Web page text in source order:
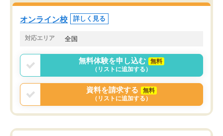
オンラインツールを使用した単語帳の
共有があり宿題もそちらで出される形
でした。
言う事で講師変更の申し出があり、あ
まりに短期での変更だった為、塾に通
う事にして退会しました。遅れも取り
戻せ、授業内容や講師の方は良かった
と思います。
くなってきたようなので
オンライン校 詳しく見る
対応エリア 全国
無料体験を申し込む
無料
（リストに追加する）
資料を請求する
無料
（リストに追加する）